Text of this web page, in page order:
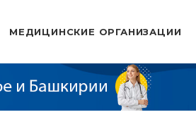
МЕДИЦИНСКИЕ ОРГАНИЗАЦИИ